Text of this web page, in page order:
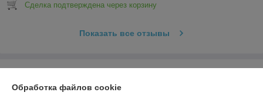
Сделка подтверждена через корзину
Показать все отзывы
Обработка файлов cookie